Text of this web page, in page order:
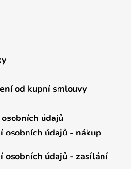
od kupní smlouvy
údajů
osobních údajů - nákup
osobních údajů - zasílání